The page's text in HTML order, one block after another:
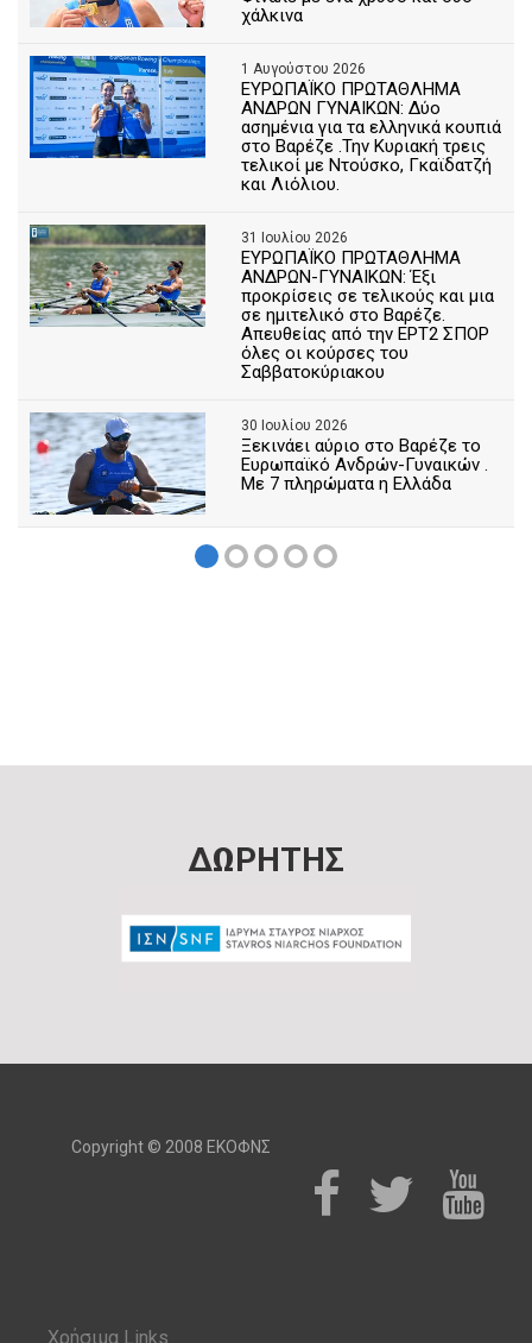
χάλκινα
1 Αυγούστου 2026
ΕΥΡΩΠΑΪΚΟ ΠΡΩΤΑΘΛΗΜΑ
ΑΝΔΡΩΝ ΓΥΝΑΙΚΩΝ: Δύο
ασημένια για τα ελληνικά κουπιά
στο Βαρέζε .Την Κυριακή τρεις
τελικοί με Ντούσκο, Γκαϊδατζή
και Λιόλιου.
31 Ιουλίου 2026
ΕΥΡΩΠΑΪΚΟ ΠΡΩΤΑΘΛΗΜΑ
ΑΝΔΡΩΝ-ΓΥΝΑΙΚΩΝ: Έξι
προκρίσεις σε τελικούς και μια
σε ημιτελικό στο Βαρέζε.
Απευθείας από την ΕΡΤ2 ΣΠΟΡ
όλες οι κούρσες του
Σαββατοκύριακου
30 Ιουλίου 2026
Ξεκινάει αύριο στο Βαρέζε το
Ευρωπαϊκό Ανδρών-Γυναικών .
Με 7 πληρώματα η Ελλάδα
ΔΩΡΗΤΗΣ
Copyright © 2008 ΕΚΟΦΝΣ
Χρήσιμα Links